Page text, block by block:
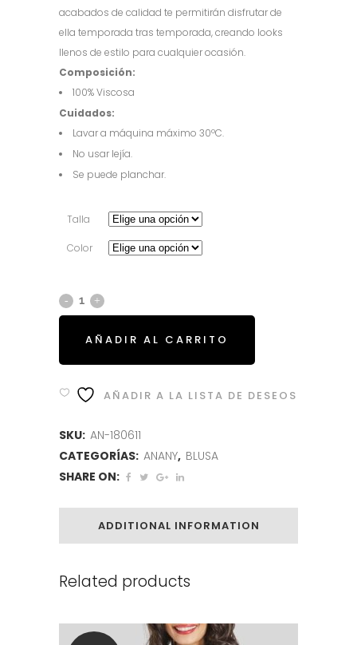
acabados de calidad te permitirán disfrutar de
ella temporada tras temporada, creando looks
llenos de estilo para cualquier ocasión.
Composición:
100% Viscosa
Cuidados:
Lavar a máquina máximo 30ºC.
No usar lejía.
Se puede planchar.
Talla
Color
AÑADIR AL CARRITO
AÑADIR A LA LISTA DE DESEOS
SKU: AN-180611
CATEGORÍAS: ANANY, BLUSA
SHARE ON:
ADDITIONAL INFORMATION
Related products